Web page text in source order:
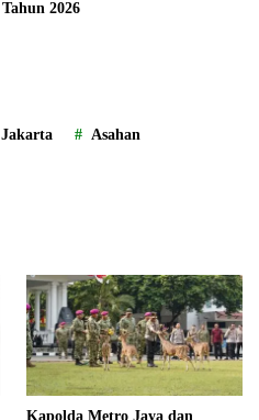
2026
Jakarta Asahan
Kapolda Metro Jaya dan